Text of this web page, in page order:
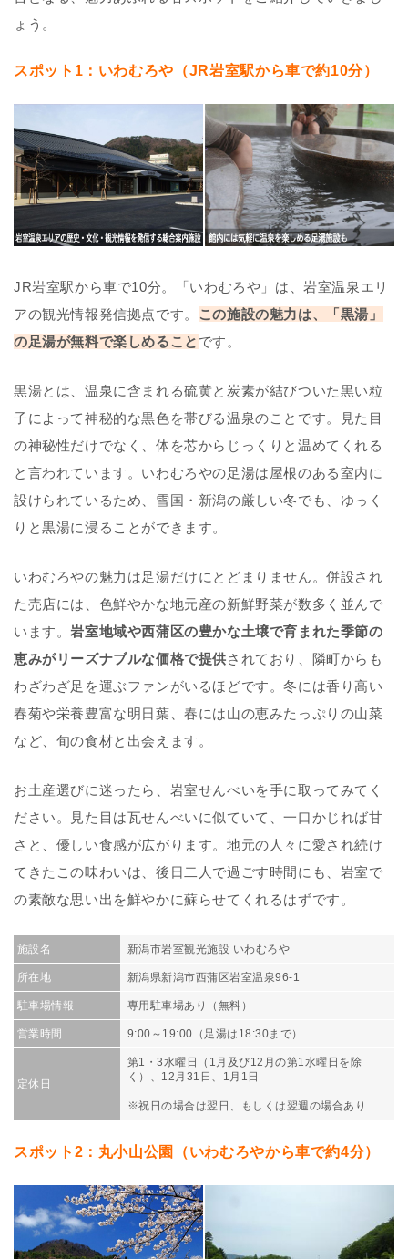
ょう。
スポット1：いわむろや（JR岩室駅から車で約10分）
JR岩室駅から車で10分。「いわむろや」は、岩室温泉エリ
アの観光情報発信拠点です。 この施設の魅力は、「黒湯」
の足湯が無料で楽しめること です。
黒湯とは、温泉に含まれる硫黄と炭素が結びついた黒い粒
子によって神秘的な黒色を帯びる温泉のことです。見た目
の神秘性だけでなく、体を芯からじっくりと温めてくれる
と言われています。 いわむろやの足湯は屋根のある室内に
設けられているため、雪国・新潟の厳しい冬でも、ゆっく
りと黒湯に浸ることができます。
いわむろやの魅力は足湯だけにとどまりません。併設され
た売店には、色鮮やかな地元産の新鮮野菜が数多く並んで
います。岩室地域や西蒲区の豊かな土壌で育まれた季節の
恵みがリーズナブルな価格で提供されており、隣町からも
わざわざ足を運ぶファンがいるほどです。冬には香り高い
春菊や栄養豊富な明日葉、春には山の恵みたっぷりの山菜
など、旬の食材と出会えます。
お土産選びに迷ったら、岩室せんべいを手に取ってみてく
ださい。見た目は瓦せんべいに似ていて、一口かじれば甘
さと、優しい食感が広がります。地元の人々に愛され続け
てきたこの味わいは、後日二人で過ごす時間にも、岩室で
の素敵な思い出を鮮やかに蘇らせてくれるはずです。
施設名 新潟市岩室観光施設 いわむろや
所在地 新潟県新潟市西蒲区岩室温泉96-1
駐車場情報 専用駐車場あり（無料）
営業時間 9:00～19:00（足湯は18:30まで）
定休日
第1・3水曜日（1月及び12月の第1水曜日を除
く）、12月31日、1月1日
※祝日の場合は翌日、もしくは翌週の場合あり
スポット2：丸小山公園（いわむろやから車で約4分）